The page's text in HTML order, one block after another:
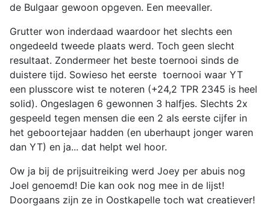
de Bulgaar gewoon opgeven. Een meevaller.
Grutter won inderdaad waardoor het slechts een
ongedeeld tweede plaats werd. Toch geen slecht
resultaat. Zondermeer het beste toernooi sinds de
duistere tijd. Sowieso het eerste toernooi waar YT
een plusscore wist te noteren (+24,2 TPR 2345 is heel
solid). Ongeslagen 6 gewonnen 3 halfjes. Slechts 2x
gespeeld tegen mensen die een 2 als eerste cijfer in
het geboortejaar hadden (en uberhaupt jonger waren
dan YT) en ja... dat helpt wel hoor.
Ow ja bij de prijsuitreiking werd Joey per abuis nog
Joel genoemd! Die kan ook nog mee in de lijst!
Doorgaans zijn ze in Oostkapelle toch wat creatiever!